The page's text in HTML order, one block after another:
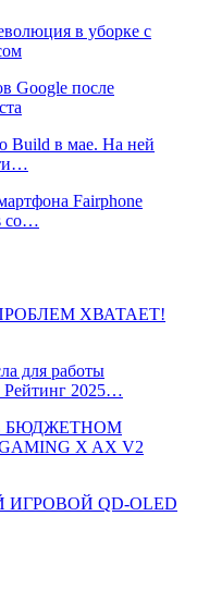
в уборке с
Google после
Build в мае. На ней
Fairphone
со…
ПРОБЛЕМ ХВАТАЕТ!
для работы
Рейтинг 2025…
БЮДЖЕТНОМ
X AX V2
ИГРОВОЙ QD-OLED